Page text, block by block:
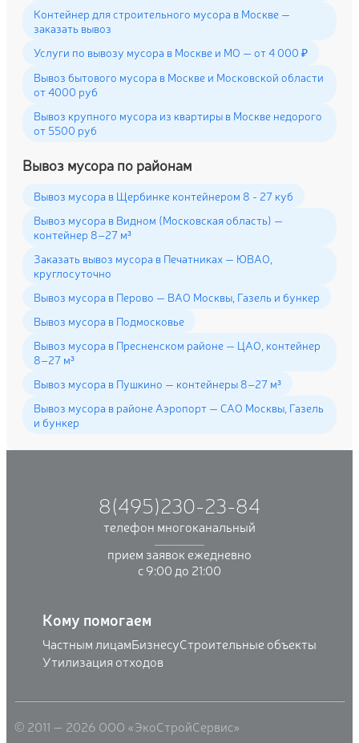
Контейнер для строительного мусора в Москве —
заказать вывоз
Услуги по вывозу мусора в Москве и МО — от 4 000 ₽
Вывоз бытового мусора в Москве и Московской области
от 4000 руб
Вывоз крупного мусора из квартиры в Москве недорого
от 5500 руб
Вывоз мусора по районам
Вывоз мусора в Щербинке контейнером 8 - 27 куб
Вывоз мусора в Видном (Московская область) —
контейнер 8–27 м³
Заказать вывоз мусора в Печатниках — ЮВАО,
круглосуточно
Вывоз мусора в Перово — ВАО Москвы, Газель и бункер
Вывоз мусора в Подмосковье
Вывоз мусора в Пресненском районе — ЦАО, контейнер
8–27 м³
Вывоз мусора в Пушкино — контейнеры 8–27 м³
Вывоз мусора в районе Аэропорт — САО Москвы, Газель
и бункер
8(495)230-23-84
телефон многоканальный
прием заявок ежедневно
с 9:00 до 21:00
Кому помогаем
Частным лицамБизнесуСтроительные объекты
Утилизация отходов
© 2011 — 2026 ООО «ЭкоСтройСервис»